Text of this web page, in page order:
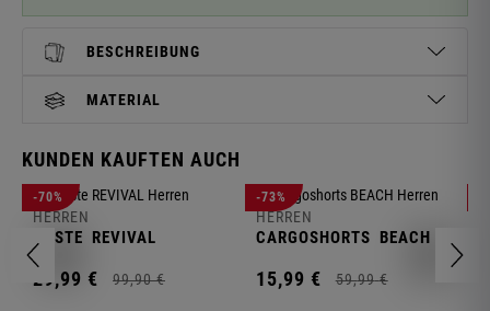
BESCHREIBUNG
MATERIAL
KUNDEN KAUFTEN AUCH
-70%
HERREN
WESTE REVIVAL
29,99 € 99,90 €
-73%
HERREN
CARGOSHORTS BEACH
15,99 € 59,99 €